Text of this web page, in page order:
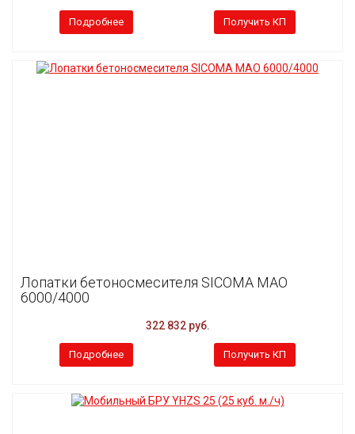
Подробнее Получить КП
Лопатки бетоносмесителя SICOMA MAO
6000/4000
322 832 руб.
Подробнее Получить КП